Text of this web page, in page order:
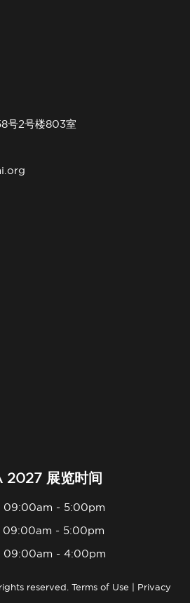
号2号楼803室
2027 展览时间
09:00am - 5:00pm
09:00am - 5:00pm
09:00am - 4:00pm
reserved. Terms of Use
Privacy